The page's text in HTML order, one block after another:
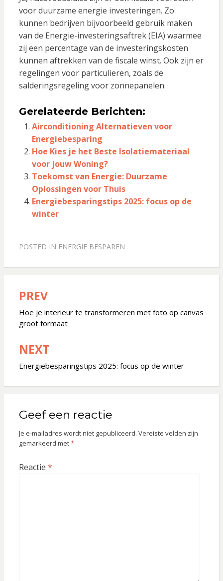
voor duurzame energie investeringen. Zo
kunnen bedrijven bijvoorbeeld gebruik maken
van de Energie-investeringsaftrek (EIA) waarmee
zij een percentage van de investeringskosten
kunnen aftrekken van de fiscale winst. Ook zijn er
regelingen voor particulieren, zoals de
salderingsregeling voor zonnepanelen.
Gerelateerde Berichten:
Airconditioning Alternatieven voor
Energiebesparing
Hoe Kies je het Beste Isolatiemateriaal
voor jouw Woning?
Toekomst van Energie: Duurzame
Oplossingen voor Thuis
Energiebesparingstips 2025: focus op de
winter
POSTED IN ENERGIE BESPAREN
Bericht
navigatie
PREV
Hoe je interieur te transformeren met foto op canvas
groot formaat
NEXT
Energiebesparingstips 2025: focus op de winter
Geef een reactie
Je e-mailadres wordt niet gepubliceerd. Vereiste velden zijn
gemarkeerd met*
Reactie *